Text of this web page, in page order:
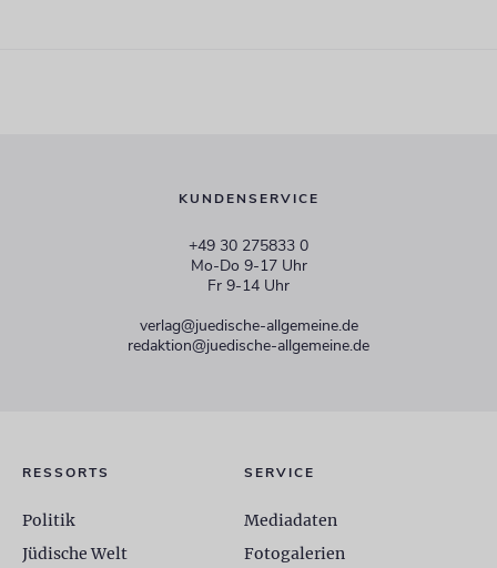
KUNDENSERVICE
+49 30 275833 0
Mo-Do 9-17 Uhr
Fr 9-14 Uhr
verlag@juedische-allgemeine.de
redaktion@juedische-allgemeine.de
RESSORTS
Politik
Jüdische Welt
SERVICE
Mediadaten
Fotogalerien